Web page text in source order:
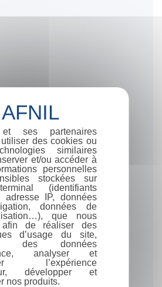
ses partenaires
des cookies ou
similaires
et/ou accéder à
personnelles
stockées sur
(identifiants
adresse IP, données
données de
que nous
afin de réaliser des
d’usage du site,
des données
analyser et
l’expérience
développer et
nos produits.